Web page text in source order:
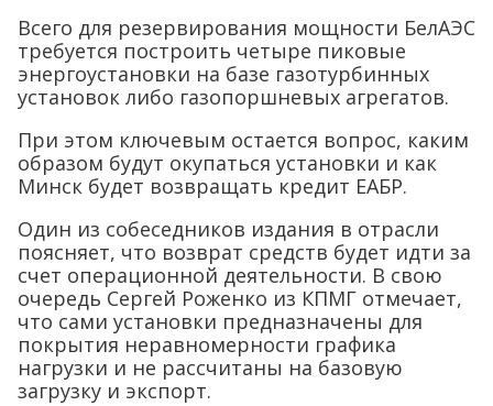
Всего для резервирования мощности БелАЭС
требуется построить четыре пиковые
энергоустановки на базе газотурбинных
установок либо газопоршневых агрегатов.
При этом ключевым остается вопрос, каким
образом будут окупаться установки и как
Минск будет возвращать кредит ЕАБР.
Один из собеседников издания в отрасли
поясняет, что возврат средств будет идти за
счет операционной деятельности. В свою
очередь Сергей Роженко из КПМГ отмечает,
что сами установки предназначены для
покрытия неравномерности графика
нагрузки и не рассчитаны на базовую
загрузку и экспорт.